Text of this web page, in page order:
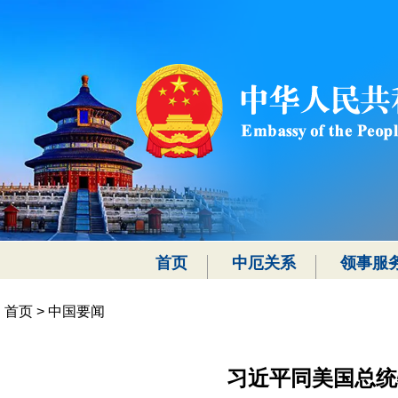
首页 中厄关系 领事服
首页 > 中国要闻
习近平同美国总